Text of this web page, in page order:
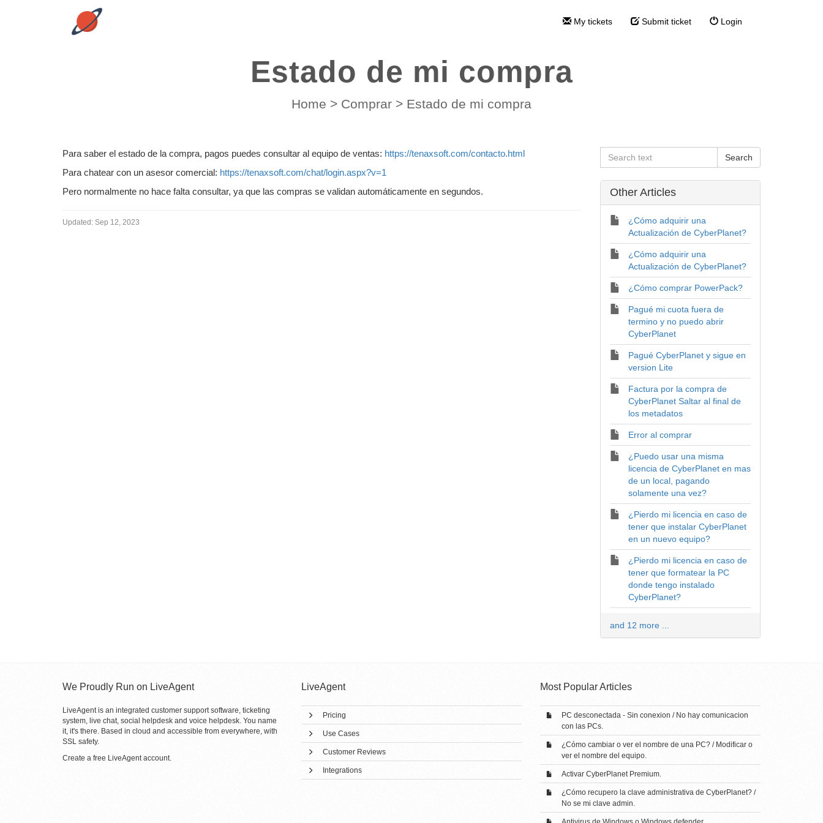
My tickets Submit ticket Login
Estado de mi compra
Home > Comprar > Estado de mi compra
Para saber el estado de la compra, pagos puedes consultar al equipo de ventas: https://tenaxsoft.com/contacto.html
Para chatear con un asesor comercial: https://tenaxsoft.com/chat/login.aspx?v=1
Pero normalmente no hace falta consultar, ya que las compras se validan automáticamente en segundos.
Updated: Sep 12, 2023
Other Articles
¿Cómo adquirir una
Actualización de CyberPlanet?
¿Cómo adquirir una
Actualización de CyberPlanet?
¿Cómo comprar PowerPack?
Pagué mi cuota fuera de
termino y no puedo abrir
CyberPlanet
Pagué CyberPlanet y sigue en
version Lite
Factura por la compra de
CyberPlanet Saltar al final de
los metadatos
Error al comprar
¿Puedo usar una misma
licencia de CyberPlanet en mas
de un local, pagando
solamente una vez?
¿Pierdo mi licencia en caso de
tener que instalar CyberPlanet
en un nuevo equipo?
¿Pierdo mi licencia en caso de
tener que formatear la PC
donde tengo instalado
CyberPlanet?
and 12 more ...
We Proudly Run on LiveAgent
LiveAgent is an integrated customer support software, ticketing
system, live chat, social helpdesk and voice helpdesk. You name
it, it's there. Based in cloud and accessible from everywhere, with
SSL safety.
Create a free LiveAgent account.
LiveAgent
Pricing
Use Cases
Customer Reviews
Integrations
Most Popular Articles
PC desconectada - Sin conexion / No hay comunicacion
con las PCs.
¿Cómo cambiar o ver el nombre de una PC? / Modificar o
ver el nombre del equipo.
Activar CyberPlanet Premium.
¿Cómo recupero la clave administrativa de CyberPlanet? /
No se mi clave admin.